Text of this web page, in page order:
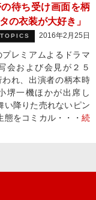
待ち受け画面を柄
衣装が大好き」
TOPICS 2016年2月25日
レミアムよるドラマ
会および会見が２５
れ、出演者の柄本時
堺一機ほかが出席し
降りた売れないピン
をコミカル・・・ 続